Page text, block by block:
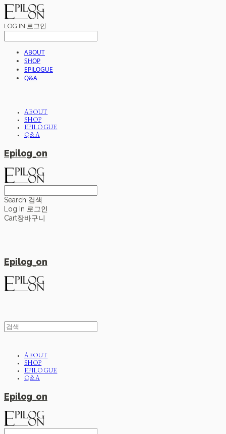
LOG IN 로그인
ABOUT
SHOP
EPILOGUE
Q&A
ABOUT
SHOP
EPILOGUE
Q&A
Epilog_on
Search 검색
Log In 로그인
Cart장바구니
Epilog_on
ABOUT
SHOP
EPILOGUE
Q&A
Epilog_on